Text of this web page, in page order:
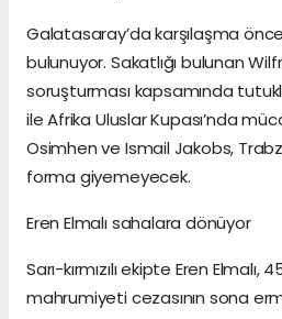
Galatasaray’da karşılaşma
bulunuyor. Sakatlığı bulunan
soruşturması kapsamında
ile Afrika Uluslar Kupası’nda
Osimhen ve Ismail Jakobs,
forma giyemeyecek.
Eren Elmalı sahalara dönüyor
Sarı-kırmızılı ekipte Eren Elmalı,
mahrumiyeti cezasının sona